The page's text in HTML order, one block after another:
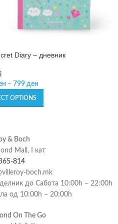
Diary – дневник
– 799 ден
OPTIONS
& Boch
Mall, I кат
814
boch.mk
до Сабота 10:00h – 22:00h
од 10:00h – 20:00h
On The Go